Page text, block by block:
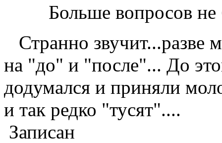
Больше вопросов не
Странно звучит...разве
на "до" и "после"... До
додумался и приняли
и так редко "тусят"....
Записан